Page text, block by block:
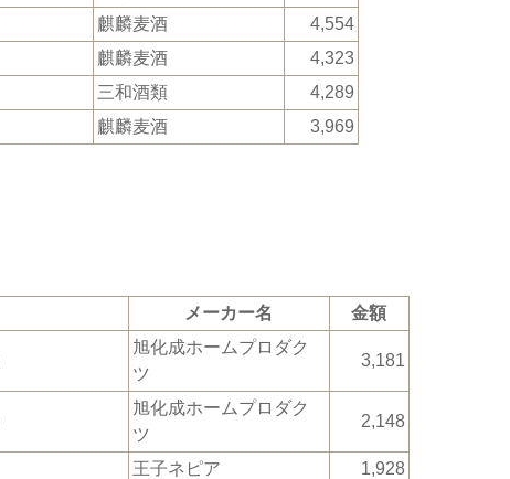
麒麟麦酒
4,554
麒麟麦酒
4,323
三和酒類
4,289
麒麟麦酒 3,969
メーカー名 金額
旭化成ホームプロダク
ツ
3,181
旭化成ホームプロダク
ツ
2,148
王子ネピア
1,928